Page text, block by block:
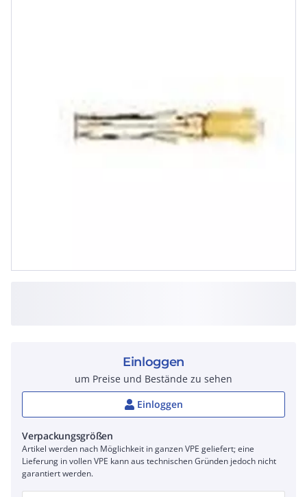
Einloggen
um Preise und Bestände zu sehen
Einloggen
Verpackungsgrößen
Artikel werden nach Möglichkeit in ganzen VPE geliefert; eine
Lieferung in vollen VPE kann aus technischen Gründen jedoch nicht
garantiert werden.